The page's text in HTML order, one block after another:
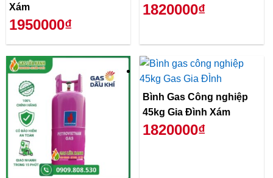
Xám
1950000₫
1820000₫
Bình Gas Công nghiệp
45kg Gia Đình Xám
1820000₫